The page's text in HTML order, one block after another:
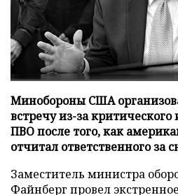
Минобороны США
встречу из-за
ПВО после того, как
отчитал ответственного за
Заместитель министра
Файнберг провел